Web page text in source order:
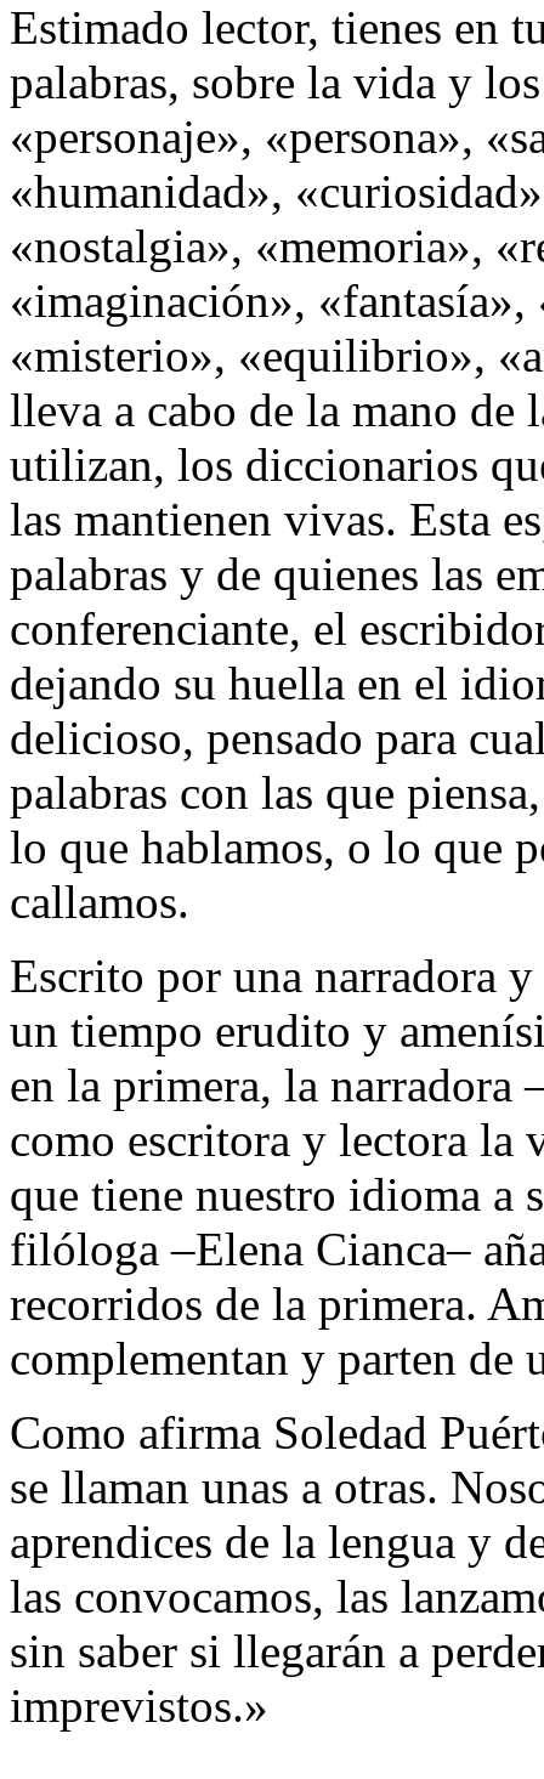
Estimado lector, tienes en
palabras, sobre la vida y
«personaje», «persona»,
«humanidad»,
«nostalgia», «memoria»,
«imaginación»,
«misterio», «equilibrio»,
lleva a cabo de la mano de
utilizan, los diccionarios
las mantienen vivas. Esta
palabras y de quienes las
conferenciante, el
dejando su huella en el
delicioso, pensado para
palabras con las que
lo que hablamos, o lo que
callamos.
Escrito por una narradora
un tiempo erudito y
en la primera, la narradora
como escritora y lectora la
que tiene nuestro idioma a
filóloga –Elena Cianca–
recorridos de la primera.
complementan y parten de
Como afirma Soledad
se llaman unas a otras.
aprendices de la lengua y
las convocamos, las
sin saber si llegarán a
imprevistos.»